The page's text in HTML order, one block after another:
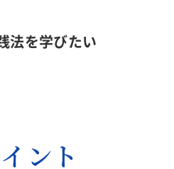
法を学びたい
ント